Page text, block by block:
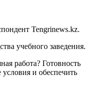
Tengrinews.kz.
учебного заведения.
работа? Готовность
условия и обеспечить